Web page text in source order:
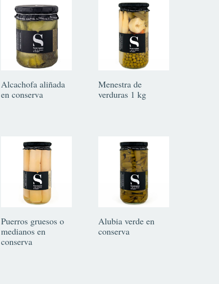
Alcachofa aliñada
en conserva
Menestra de
verduras 1 kg
Puerros gruesos o
medianos en
conserva
Alubia verde en
conserva